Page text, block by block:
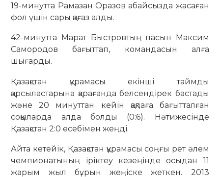
19-минутта Рамазан Оразов абайсызда жасаған
фол үшін сары қағаз алды.
42-минутта Марат Быстровтың пасын Максим
Самородов бағыттап, командасын алға
шығарды.
Қазақстан құрамасы екінші таймды
қарсыластарына қарағанда белсендірек бастады
және 20 минуттан кейін қақпаға бағытталған
соққыларда алда болды (0:6). Нәтижесінде
Қазақстан 2:0 есебімен жеңді.
Айта кетейік, Қазақстан құрамасы соңғы рет әлем
чемпионатының іріктеу кезеңінде осыдан 11
жарым жыл бұрын жеңіске жеткен. 2013